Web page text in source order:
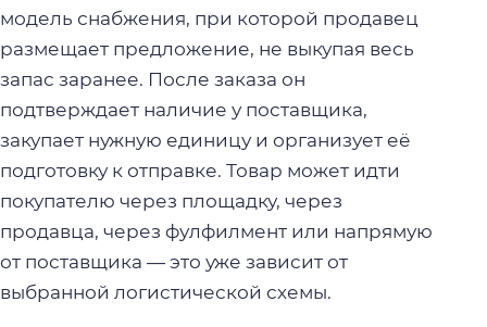
модель снабжения, при которой продавец
размещает предложение, не выкупая весь
запас заранее. После заказа он
подтверждает наличие у поставщика,
закупает нужную единицу и организует её
подготовку к отправке. Товар может идти
покупателю через площадку, через
продавца, через фулфилмент или напрямую
от поставщика — это уже зависит от
выбранной логистической схемы.